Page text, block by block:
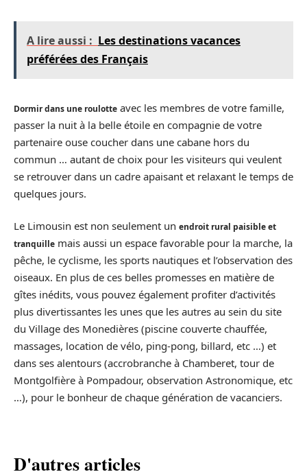
A lire aussi : Les destinations vacances
préférées des Français
Dormir dans une roulotte avec les membres de votre famille,
passer la nuit à la belle étoile en compagnie de votre
partenaire ouse coucher dans une cabane hors du
commun … autant de choix pour les visiteurs qui veulent
se retrouver dans un cadre apaisant et relaxant le temps de
quelques jours.
Le Limousin est non seulement un endroit rural paisible et
tranquille mais aussi un espace favorable pour la marche, la
pêche, le cyclisme, les sports nautiques et l’observation des
oiseaux. En plus de ces belles promesses en matière de
gîtes inédits, vous pouvez également profiter d’activités
plus divertissantes les unes que les autres au sein du site
du Village des Monedières (piscine couverte chauffée,
massages, location de vélo, ping-pong, billard, etc …) et
dans ses alentours (accrobranche à Chamberet, tour de
Montgolfière à Pompadour, observation Astronomique, etc
…), pour le bonheur de chaque génération de vacanciers.
D'autres articles